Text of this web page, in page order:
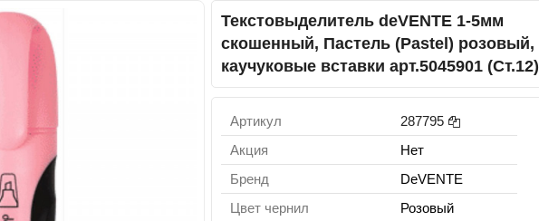
Текстовыделитель deVENTE 1-5мм
скошенный, Пастель (Pastel) розовый,
каучуковые вставки арт.5045901 (Ст.12)
Артикул
287795
Акция
Нет
Бренд
DeVENTE
Цвет чернил
Розовый